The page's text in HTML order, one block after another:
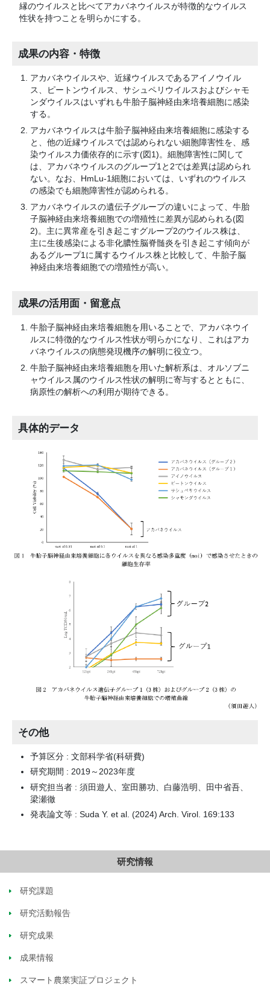
縁のウイルスと比べてアカバネウイルスが特徴的なウイルス
性状を持つことを明らかにする。
成果の内容・特徴
アカバネウイルスや、近縁ウイルスであるアイノウイル
ス、ピートンウイルス、サシュペリウイルスおよびシャモ
ンダウイルスはいずれも牛胎子脳神経由来培養細胞に感染
する。
アカバネウイルスは牛胎子脳神経由来培養細胞に感染する
と、他の近縁ウイルスでは認められない細胞障害性を、感
染ウイルス力価依存的に示す(図1)。細胞障害性に関して
は、アカバネウイルスのグループ1と2では差異は認められ
ない。なお、HmLu-1細胞においては、いずれのウイルス
の感染でも細胞障害性が認められる。
アカバネウイルスの遺伝子グループの違いによって、牛胎
子脳神経由来培養細胞での増殖性に差異が認められる(図
2)。主に異常産を引き起こすグループ2のウイルス株は、
主に生後感染による非化膿性脳脊髄炎を引き起こす傾向が
あるグループ1に属するウイルス株と比較して、牛胎子脳
神経由来培養細胞での増殖性が高い。
成果の活用面・留意点
牛胎子脳神経由来培養細胞を用いることで、アカバネウイ
ルスに特徴的なウイルス性状が明らかになり、これはアカ
バネウイルスの病態発現機序の解明に役立つ。
牛胎子脳神経由来培養細胞を用いた解析系は、オルソブニ
ャウイルス属のウイルス性状の解明に寄与するとともに、
病原性の解析への利用が期待できる。
具体的データ
その他
予算区分 : 文部科学省(科研費)
研究期間 : 2019～2023年度
研究担当者 : 須田遊人、室田勝功、白藤浩明、田中省吾、
梁瀬徹
発表論文等 : Suda Y. et al. (2024) Arch. Virol. 169:133
研究情報
研究課題
研究活動報告
研究成果
成果情報
スマート農業実証プロジェクト